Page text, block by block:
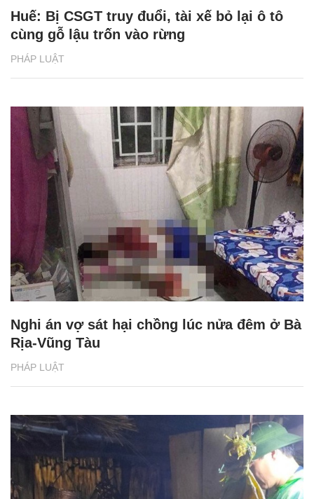
PHÁP LUẬT
Huế: Bị CSGT truy đuổi, tài xế bỏ lại ô tô
cùng gỗ lậu trốn vào rừng
PHÁP LUẬT
Nghi án vợ sát hại chồng lúc nửa đêm ở Bà
Rịa-Vũng Tàu